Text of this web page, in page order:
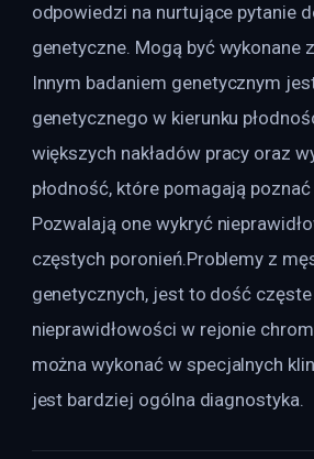
odpowiedzi na nurtujące pytanie
genetyczne. Mogą być wykonane
Innym badaniem genetycznym
genetycznego w kierunku
większych nakładów pracy oraz
płodność, które pomagają
Pozwalają one wykryć
częstych poronień.Problemy z
genetycznych, jest to dość
nieprawidłowości w rejonie
można wykonać w specjalnych
jest bardziej ogólna diagnostyka.